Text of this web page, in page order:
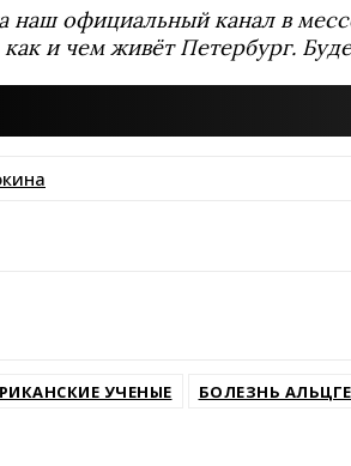
наш официальный канал в
и чем живёт Петербург.
УЧЕНЫЕ БОЛЕЗНЬ